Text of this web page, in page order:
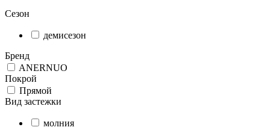
Сезон
демисезон
Бренд
ANERNUO
Покрой
Прямой
Вид застежки
молния